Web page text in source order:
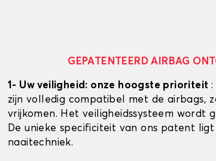
GEPATENTEERD AIRBAG
1- Uw veiligheid: onze hoogste prioriteit :
zijn volledig compatibel met de airbags,
vrijkomen. Het veiligheidssysteem wordt
De unieke specificiteit van ons patent
naaitechniek.